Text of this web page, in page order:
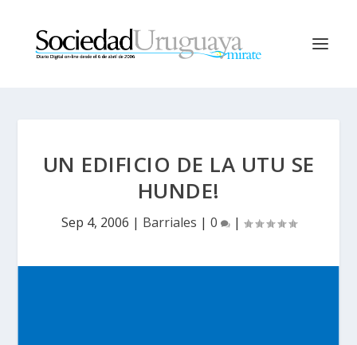
UN EDIFICIO DE LA UTU SE
HUNDE!
Sep 4, 2006 | Barriales | 0 |